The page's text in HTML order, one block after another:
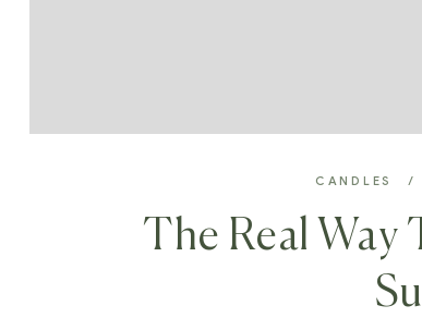
CANDLES
The Real Way